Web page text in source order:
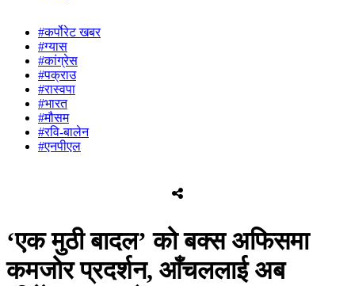
#कर्पोरेट खबर
#ग्यास
#कांग्रेस
#पक्राउ
#रास्वपा
#भारत
#मौसम
#रवि-बालेन
#एनपीएल
‘एक मुठी बादल’ को बक्स अफिसमा
कमजोर प्रदर्शन, आँचललाई अब